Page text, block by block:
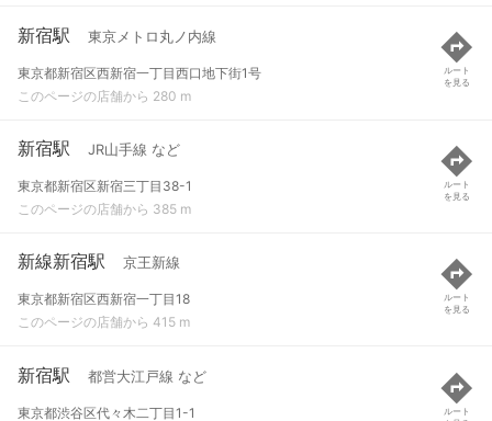
新宿駅 東京メトロ丸ノ内線
東京都新宿区西新宿一丁目西口地下街1号
このページの店舗から 280 m
ルート
を見る
新宿駅 JR山手線 など
東京都新宿区新宿三丁目38-1
このページの店舗から 385 m
ルート
を見る
新線新宿駅 京王新線
東京都新宿区西新宿一丁目18
このページの店舗から 415 m
ルート
を見る
新宿駅 都営大江戸線 など
東京都渋谷区代々木二丁目1-1
ルート